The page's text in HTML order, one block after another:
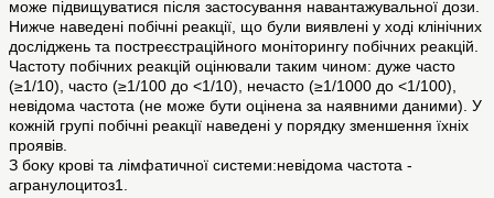
може підвищуватися після застосування навантажувальної дози.
Нижче наведені побічні реакції, що були виявлені у ході клінічних
досліджень та постреєстраційного моніторингу побічних реакцій.
Частоту побічних реакцій оцінювали таким чином: дуже часто
(≥1/10), часто (≥1/100 до <1/10), нечасто (≥1/1000 до <1/100),
невідома частота (не може бути оцінена за наявними даними). У
кожній групі побічні реакції наведені у порядку зменшення їхніх
проявів.
З боку крові та лімфатичної системи:невідома частота -
агранулоцитоз1.